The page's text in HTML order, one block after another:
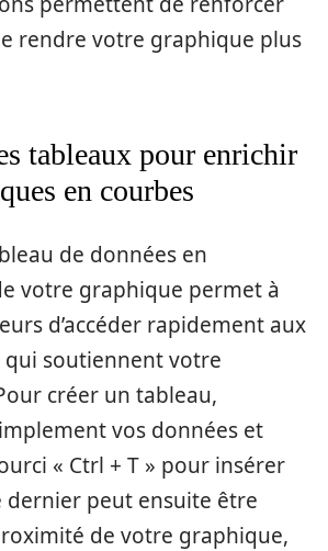
rendre votre graphique plus
tableaux pour enrichir
en courbes
de données en
votre graphique permet à
d’accéder rapidement aux
qui soutiennent votre
créer un tableau,
vos données et
« Ctrl + T » pour insérer
dernier peut ensuite être
de votre graphique,